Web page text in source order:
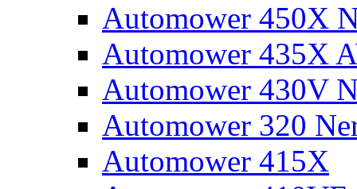
Automower 450X
Automower 435X
Automower 430V
Automower 320
Automower 415X